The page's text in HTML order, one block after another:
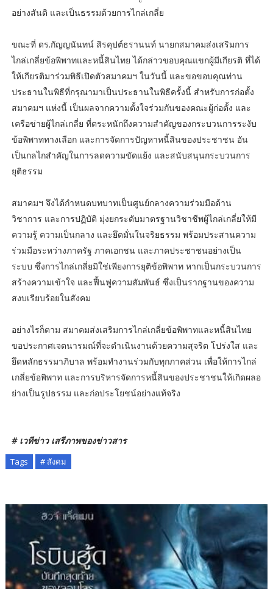
อย่างสันติ และเป็นธรรมด้วยการไกล่เกลี่ย
ขณะที่ ดร.กัญญนันทน์ สิรคุปต์ธรานนท์ นายกสมาคมส่งเสริมการ
ไกล่เกลี่ยข้อพิพาทและหนี้สินไทย ได้กล่าวขอบคุณแขกผู้มีเกียรติ ที่ได้
ให้เกียรติมาร่วมพิธีเปิดตัวสมาคมฯ ในวันนี้ และขอขอบคุณท่าน
ประธานในพิธีที่กรุณามาเป็นประธานในพิธีครั้งนี้ สำหรับการก่อตั้ง
สมาคมฯ แห่งนี้ เป็นผลจากความตั้งใจร่วมกันของคณะผู้ก่อตั้ง และ
เครือข่ายผู้ไกล่เกลี่ย ที่ตระหนักถึงความสำคัญของกระบวนการระงับ
ข้อพิพาททางเลือก และการจัดการปัญหาหนี้สินของประชาชน อัน
เป็นกลไกสำคัญในการลดความขัดแย้ง และสนับสนุนกระบวนการ
ยุติธรรม
สมาคมฯ จึงได้กำหนดบทบาทเป็นศูนย์กลางความร่วมมือด้าน
วิชาการ และการปฏิบัติ มุ่งยกระดับมาตรฐานวิชาชีพผู้ไกล่เกลี่ยให้มี
ความรู้ ความเป็นกลาง และยึดมั่นในจริยธรรม พร้อมประสานความ
ร่วมมือระหว่างภาครัฐ ภาคเอกชน และภาคประชาชนอย่างเป็น
ระบบ ซึ่งการไกล่เกลี่ยมิใช่เพียงการยุติข้อพิพาท หากเป็นกระบวนการ
สร้างความเข้าใจ และฟื้นฟูความสัมพันธ์ ซึ่งเป็นรากฐานของความ
สงบเรียบร้อยในสังคม
อย่างไรก็ตาม สมาคมส่งเสริมการไกล่เกลี่ยข้อพิพาทและหนี้สินไทย
ขอประกาศเจตนารมณ์ที่จะดำเนินงานด้วยความสุจริต โปร่งใส และ
ยึดหลักธรรมาภิบาล พร้อมทำงานร่วมกับทุกภาคส่วน เพื่อให้การไกล่
เกลี่ยข้อพิพาท และการบริหารจัดการหนี้สินของประชาชนให้เกิดผลอ
ย่างเป็นรูปธรรม และก่อประโยชน์อย่างแท้จริง
# เวทีข่าว เสรีภาพของข่าวสาร
Tags # สังคม